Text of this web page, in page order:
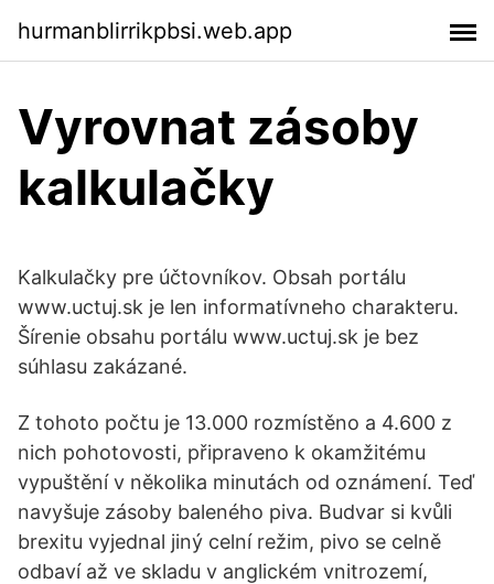
hurmanblirrikpbsi.web.app
Vyrovnat zásoby
kalkulačky
Kalkulačky pre účtovníkov. Obsah portálu
www.uctuj.sk je len informatívneho charakteru.
Šírenie obsahu portálu www.uctuj.sk je bez
súhlasu zakázané.
Z tohoto počtu je 13.000 rozmístěno a 4.600 z
nich pohotovosti, připraveno k okamžitému
vypuštění v několika minutách od oznámení. Teď
navyšuje zásoby baleného piva. Budvar si kvůli
brexitu vyjednal jiný celní režim, pivo se celně
odbaví až ve skladu v anglickém vnitrozemí,